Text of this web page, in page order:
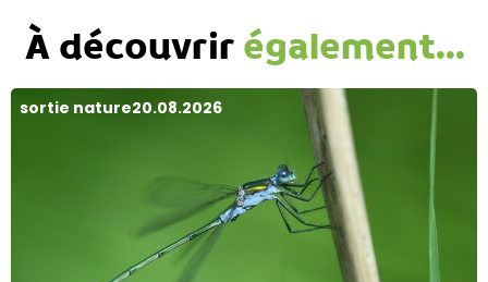
À découvrirégalement...
sortie nature20.08.2026